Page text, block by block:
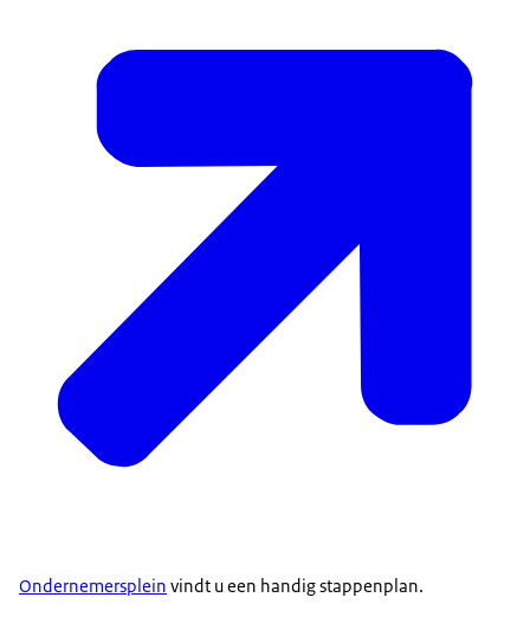
Ondernemersplein vindt u een handig stappenplan.